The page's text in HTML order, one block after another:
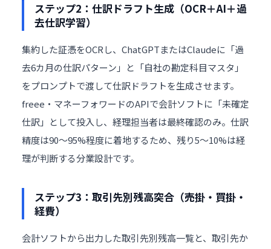
ステップ2：仕訳ドラフト生成（OCR＋AI＋過
去仕訳学習）
集約した証憑をOCRし、 ChatGPTまたはClaudeに「過
去6カ月の仕訳パターン」と「自社の勘定科目マスタ」
をプロンプトで渡して仕訳ドラフトを生成させます。
freee・マネーフォワードのAPIで会計ソフトに「未確定
仕訳」として投入し、経理担当者は最終確認のみ。仕訳
精度は90〜95%程度に着地するため、残り5〜10%は経
理が判断する分業設計です。
ステップ3：取引先別残高突合（売掛・買掛・
経費）
会計ソフトから出力した取引先別残高一覧と、取引先か